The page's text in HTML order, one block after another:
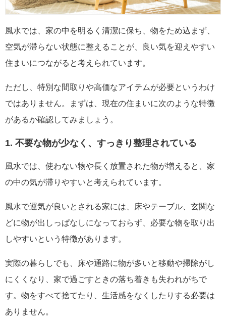
風水では、家の中を明るく清潔に保ち、物をため込まず、
空気が滞らない状態に整えることが、良い気を迎えやすい
住まいにつながると考えられています。
ただし、特別な間取りや高価なアイテムが必要というわけ
ではありません。まずは、現在の住まいに次のような特徴
があるか確認してみましょう。
1. 不要な物が少なく、すっきり整理されている
風水では、使わない物や長く放置された物が増えると、家
の中の気が滞りやすいと考えられています。
風水で運気が良いとされる家には、床やテーブル、玄関な
どに物が出しっぱなしになっておらず、必要な物を取り出
しやすいという特徴があります。
実際の暮らしでも、床や通路に物が多いと移動や掃除がし
にくくなり、家で過ごすときの落ち着きも失われがちで
す。物をすべて捨てたり、生活感をなくしたりする必要は
ありません。